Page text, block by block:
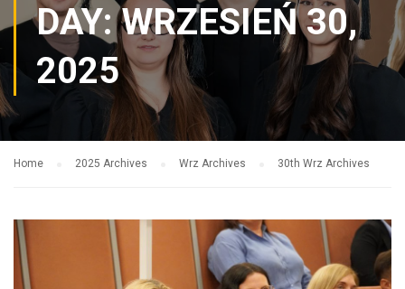
DAY: WRZESIEŃ 30,
2025
Home 2025 Archives Wrz Archives 30th Wrz Archives